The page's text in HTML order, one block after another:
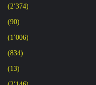
(2٬374)
(90)
(1٬006)
(834)
(13)